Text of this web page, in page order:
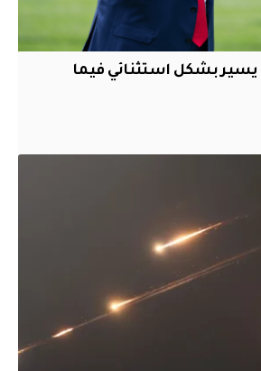
بشكل استثنائي فيما